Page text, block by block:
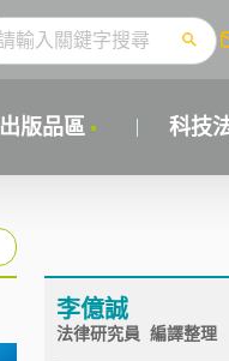
出版品區 科技
李億誠
法律研究員 編譯整理